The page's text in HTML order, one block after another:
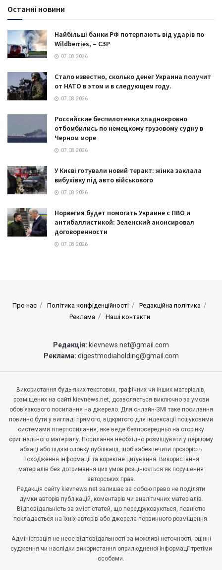
Останні новини
Найбільші банки РФ потерпають від ударів по
Wildberries, – СЗР
07.08.2026
Стало известно, сколько денег Украина получит
от НАТО в этом и в следующем году.
07.08.2026
Российские беспилотники хладнокровно
отбомбились по немецкому грузовому судну в
Черном море
07.08.2026
У Києві готували новий теракт: жінка заклала
вибухівку під авто військового
07.08.2026
Норвегия будет помогать Украине с ПВО и
антибаллистикой: Зеленский анонсировал
договоренности
07.08.2026
Про нас Політика конфіденційності
Редакційна політика
Реклама
Наші контакти
Редакція: kievnews.net@gmail.com
Реклама: digestmediaholding@gmail.com
Використання будь-яких текстових, графічних чи інших матеріалів,
розміщених на сайті kievnews.net, дозволяється виключно за умови
обов’язкового посилання на джерело. Для онлайн-ЗМІ таке посилання
повинно бути у вигляді прямого, відкритого для індексації пошуковими
системами гіперпосилання, яке веде безпосередньо на сторінку
оригінального матеріалу. Посилання необхідно розміщувати у першому
абзаці або підзаголовку публікації, щоб забезпечити прозорість
походження інформації та коректне цитування. Використання
матеріалів без дотримання цих умов розцінюється як порушення
авторських прав.
Редакція сайту kievnews.net залишає за собою право не поділяти
думки авторів публікацій, коментарів чи аналітичних матеріалів.
Відповідальність за зміст статей, що передруковуються, повністю
покладається на їхніх авторів або джерела первинного розміщення.
Адміністрація не несе відповідальності за можливі неточності, оцінні
судження чи наслідки використання оприлюдненої інформації третіми
особами.